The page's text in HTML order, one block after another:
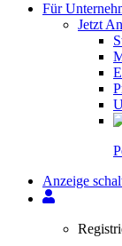
Für
Jetzt
Anzeige